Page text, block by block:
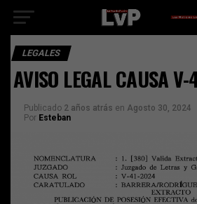
LEGALES
AVISO LEGAL CAUSA
Publicado 2 años atrás en Agosto 30, 2024
Por Esteban